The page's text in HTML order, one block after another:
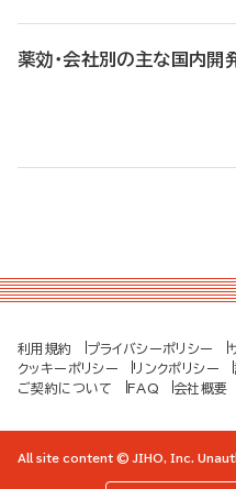
薬効・会社別の主な国内開
利用規約 プライバシーポリシー
クッキーポリシー
リンクポリシー
ご契約について
FAQ 会社概要
All site content © JIHO, Inc.